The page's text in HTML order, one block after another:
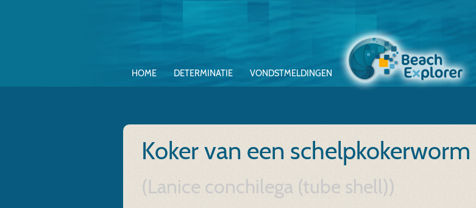
HOME DETERMINATIE VONDSTMELDINGEN
Koker van een schelpkokerworm
(Lanice conchilega (tube shell))